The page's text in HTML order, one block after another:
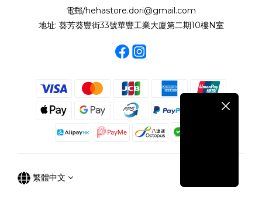
電郵/hehastore.dori@gmail.com
地址: 葵芳葵豐街33號華豐工業大廈第二期10樓N室
繁體中文